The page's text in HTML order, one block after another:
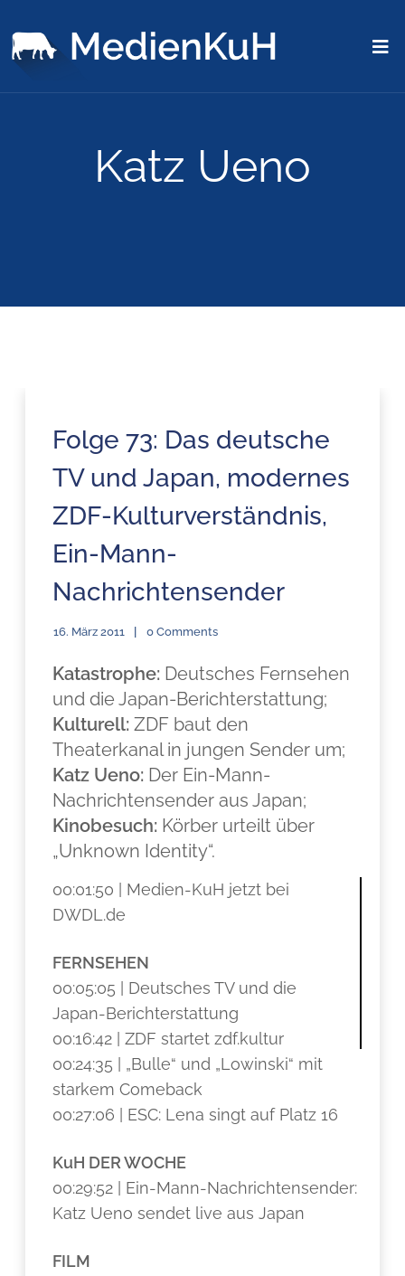
Katz Ueno
Folge 73: Das deutsche
TV und Japan, modernes
ZDF-Kulturverständnis,
Ein-Mann-
Nachrichtensender
16. März 2011 0 Comments
Katastrophe: Deutsches Fernsehen
und die Japan-Berichterstattung;
Kulturell:ZDF baut den
Theaterkanal in jungen Sender um;
Katz Ueno: Der Ein-Mann-
Nachrichtensender aus Japan;
Kinobesuch: Körber urteilt über
„Unknown Identity“.
00:01:50 | Medien-KuH jetzt bei
DWDL.de
FERNSEHEN
00:05:05 | Deutsches TV und die
Japan-Berichterstattung
00:16:42 | ZDF startet zdf.kultur
00:24:35 | „Bulle“ und „Lowinski“ mit
starkem Comeback
00:27:06 | ESC: Lena singt auf Platz 16
KuH DER WOCHE
00:29:52 | Ein-Mann-Nachrichtensender:
Katz Ueno sendet live aus Japan
FILM